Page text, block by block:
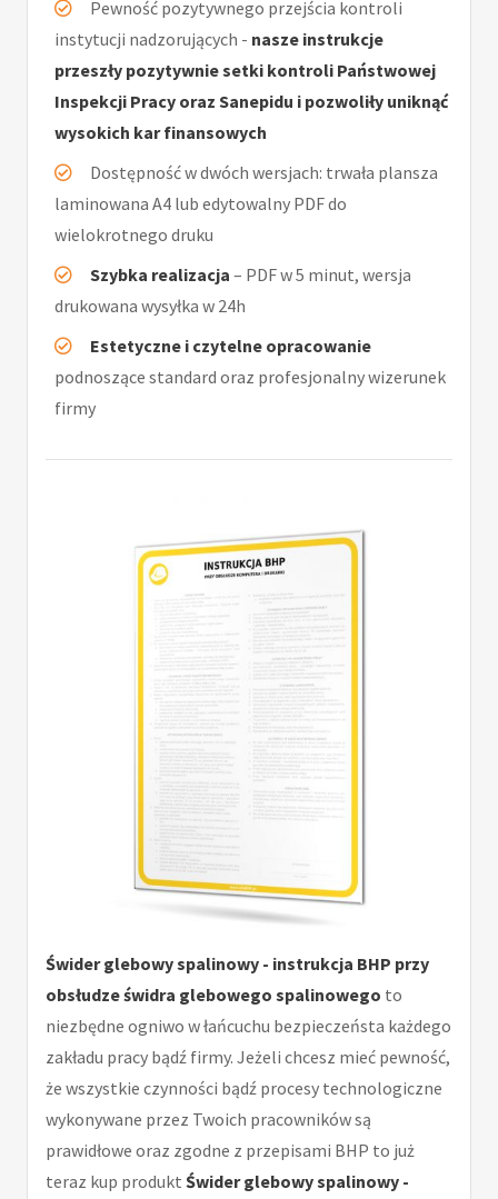
Pewność pozytywnego przejścia kontroli
instytucji nadzorujących - nasze instrukcje
przeszły pozytywnie setki kontroli Państwowej
Inspekcji Pracy oraz Sanepidu i pozwoliły uniknąć
wysokich kar finansowych
Dostępność w dwóch wersjach: trwała plansza
laminowana A4 lub edytowalny PDF do
wielokrotnego druku
Szybka realizacja – PDF w 5 minut, wersja
drukowana wysyłka w 24h
Estetyczne i czytelne opracowanie
podnoszące standard oraz profesjonalny wizerunek
firmy
Świder glebowy spalinowy - instrukcja BHP przy
obsłudze świdra glebowego spalinowego to
niezbędne ogniwo w łańcuchu bezpieczeństa każdego
zakładu pracy bądź firmy. Jeżeli chcesz mieć pewność,
że wszystkie czynności bądź procesy technologiczne
wykonywane przez Twoich pracowników są
prawidłowe oraz zgodne z przepisami BHP to już
teraz kup produkt Świder glebowy spalinowy -